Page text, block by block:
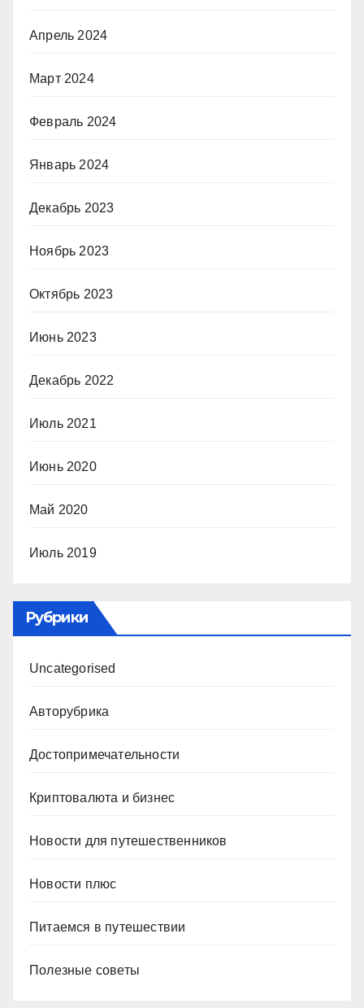
Апрель 2024
Март 2024
Февраль 2024
Январь 2024
Декабрь 2023
Ноябрь 2023
Октябрь 2023
Июнь 2023
Декабрь 2022
Июль 2021
Июнь 2020
Май 2020
Июль 2019
Рубрики
Uncategorised
Авторубрика
Достопримечательности
Криптовалюта и бизнес
Новости для путешественников
Новости плюс
Питаемся в путешествии
Полезные советы